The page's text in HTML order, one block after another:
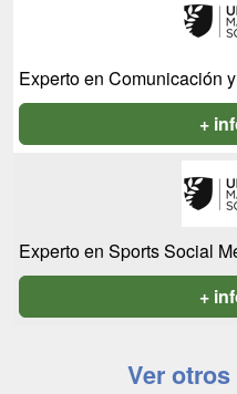
Experto en Comunicación
+
Experto en Sports Social
+
Ver